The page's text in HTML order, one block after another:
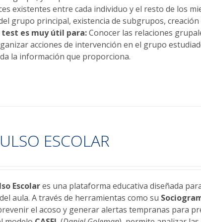
existentes entre cada individuo y el resto de los
grupo principal, existencia de subgrupos,
test es muy útil para:Conocer las relaciones
acciones de intervención en el grupo
la información que proporciona.
ESCOLAR
Escolares una plataforma educativa diseñada
aula. A través de herramientas como su
el acoso y generar alertas tempranas para